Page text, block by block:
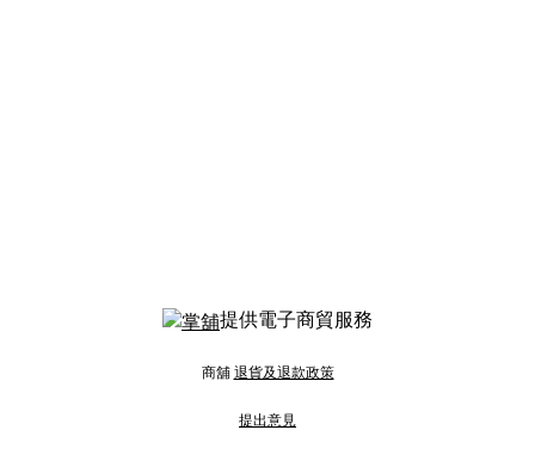
提供電子商貿服務
商舖 退貨及退款政策
提出意見